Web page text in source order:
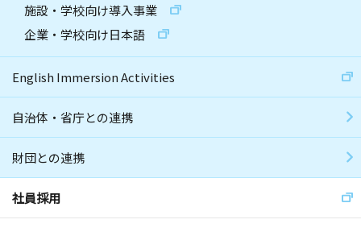
施設・学校向け導入事業
企業・学校向け日本語
English Immersion Activities
自治体・省庁との連携
財団との連携
社員採用